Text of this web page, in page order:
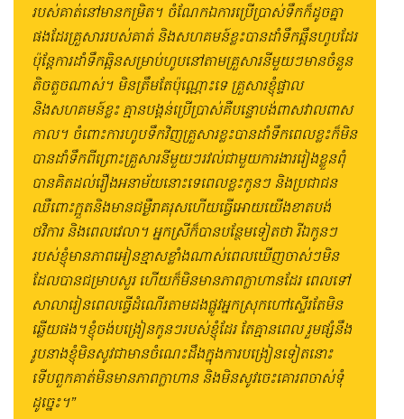
របស់គាត់នៅមានកម្រិត។ ចំណែកឯការប្រើប្រាស់ទឹកក៏ដូចគ្នា
ផងដែរគ្រួសាររបស់គាត់ និងសហគមន៍ខ្លះបានដាំទឹកឆ្អឹនហូបដែរ
ប៉ុន្តែការដាំទឹកឆ្អិនសម្រាប់ហូបនៅតាមគ្រួសារនីមួយៗមានចំនួន
តិចតួចណាស់។ មិនត្រឹមតែប៉ុណ្ណោះទេ គ្រួសារខ្ញុំផ្ទាល
និងសហគមន៍ខ្លះ គ្មានបង្គន់ប្រើប្រាស់គឺបន្ទោបង់ពាសវាលពាស
កាល។ ចំពោះការហូបទឹកវិញគ្រួសារខ្លះបានដាំទឹកពេលខ្លះក៏មិន
បានដាំទឹកពីព្រោះគ្រួសារនីមួយៗរវល់ជាមួយការងាររៀងខ្លួនពុំ
បានគិតដល់រឿងអនាម័យនោះទេពេលខ្លះកូនៗ និងប្រជាជន
ឈឺពោះក្អួតនិងមានជម្ងឺរាគរុសហើយធ្វើអោយយើងខាតបង់
ថវិការ និងពេលវេលា។ អ្នកស្រីក៏បានបន្ថែមទៀតថា រីឯកូនៗ
របស់ខ្ញុំមានភាពអៀនខ្មាសខ្លាំងណាស់ពេលឃើញចាស់ៗមិន
ដែលបានជម្រាបសួរ ហើយក៏មិនមានភាពក្លាហានដែរ ពេលទៅ
សាលារៀនពេលធ្វើដំណើរតាមដងផ្លូវអ្នកស្រុកហៅស្ទើរតែមិន
ឆ្លើយផង។ខ្ញុំចង់បង្រៀនកូនៗរបស់ខ្ញុំដែរ តែគ្មានពេល រួមផ្សំនឹង
រូបនាងខ្ញុំមិនសូវជាមានចំណេះដឹងក្នុងការបង្រៀនទៀតនោះ
ទើបពួកគាត់មិនមានភាពក្លាហាន និងមិនសូវចេះគោរពចាស់ទុំ
ដូច្នេះ។”